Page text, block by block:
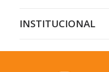
INSTITUCIONAL